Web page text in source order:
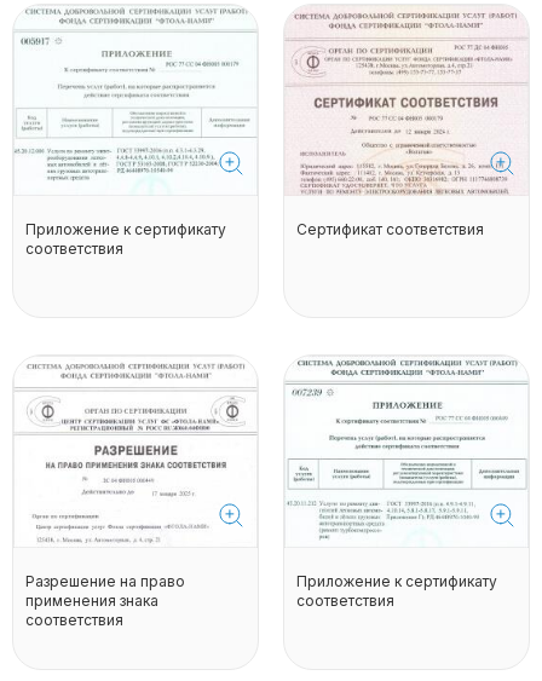
Приложение к сертификату
соответствия
Сертификат соответствия
Разрешение на право
применения знака
соответствия
Приложение к сертификату
соответствия